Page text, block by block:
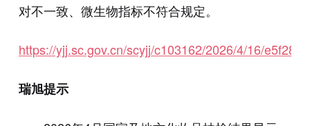
对不一致、微生物指标不符合规定。
https://yjj.sc.gov.cn/scyjj/c103162/2026/4/16/
瑞旭提示